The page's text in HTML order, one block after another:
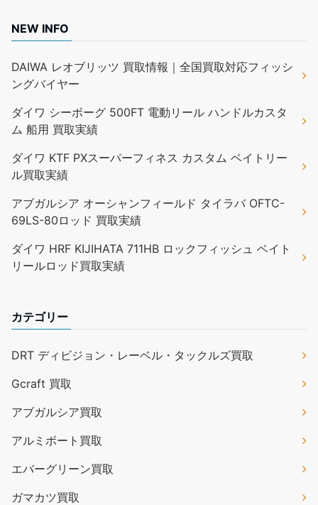
NEW INFO
DAIWA レオブリッツ 買取情報｜全国買取対応フィッシ
ングバイヤー
ダイワ シーボーグ 500FT 電動リール ハンドルカスタ
ム 船用 買取実績
ダイワ KTF PXスーパーフィネス カスタム ベイトリー
ル買取実績
アブガルシア オーシャンフィールド タイラバ OFTC-
69LS-80ロッド 買取実績
ダイワ HRF KIJIHATA 711HB ロックフィッシュ ベイト
リールロッド買取実績
カテゴリー
DRT ディビジョン・レーベル・タックルズ買取
Gcraft 買取
アブガルシア買取
アルミボート買取
エバーグリーン買取
ガマカツ買取